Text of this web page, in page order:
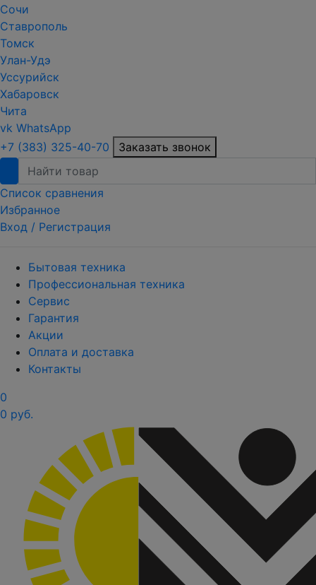
Сочи
Ставрополь
Томск
Улан-Удэ
Уссурийск
Хабаровск
Чита
vk WhatsApp
+7 (383) 325-40-70
Заказать звонок
Список сравнения
Избранное
Вход / Регистрация
Бытовая техника
Профессиональная техника
Сервис
Гарантия
Акции
Оплата и доставка
Контакты
0
0 руб.